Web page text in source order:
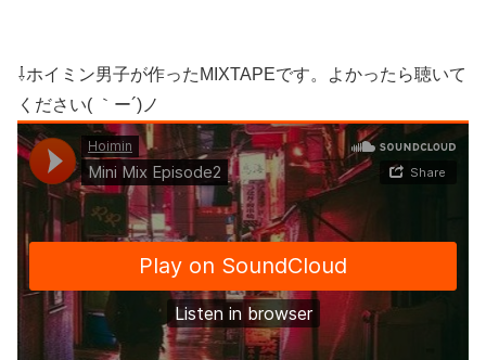
⇩ホイミン男子が作ったMIXTAPEです。よかったら聴いて
ください( ｀ー´)ノ